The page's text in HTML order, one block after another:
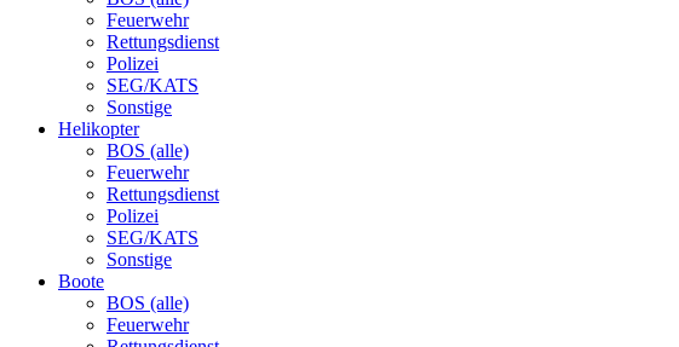
Feuerwehr
Rettungsdienst
Polizei
SEG/KATS
Sonstige
Helikopter
BOS (alle)
Feuerwehr
Rettungsdienst
Polizei
SEG/KATS
Sonstige
Boote
BOS (alle)
Feuerwehr